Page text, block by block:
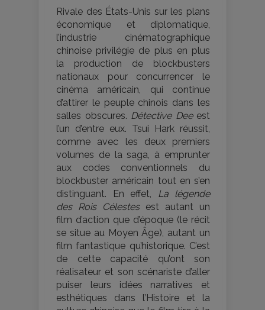
Rivale des États-Unis sur les plans
économique et diplomatique,
l’industrie cinématographique
chinoise privilégie de plus en plus
la production de blockbusters
nationaux pour concurrencer le
cinéma américain, qui continue
d’attirer le peuple chinois dans les
salles obscures. Détective Deeest
l’un d’entre eux. Tsui Hark réussit,
comme avec les deux premiers
volumes de la saga, à emprunter
aux codes conventionnels du
blockbuster américain tout en s’en
distinguant. En effet,
La légende
des Rois Célestesest autant un
film d’action que d’époque (le récit
se situe au Moyen Âge), autant un
film fantastique qu’historique. C’est
de cette capacité qu’ont son
réalisateur et son scénariste d’aller
puiser leurs idées narratives et
esthétiques dans l’Histoire et la